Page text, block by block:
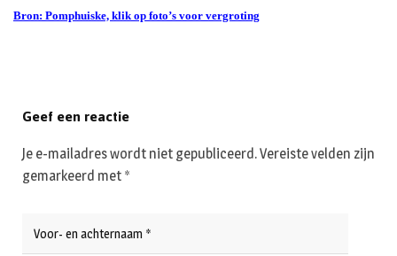
Bron: Pomphuiske, klik op foto’s voor vergroting
Geef een reactie
Je e-mailadres wordt niet gepubliceerd.Vereiste velden zijn
gemarkeerd met *